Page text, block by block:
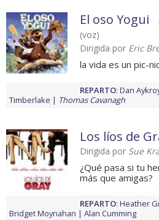
El oso Yogui
(voz)
Dirigida por Eric
la vida es un pic-
REPARTO: Dan
Timberlake
Thomas Cavanagh
Los líos de
Dirigida por Sue
¿Qué pasa si tu
más que amigas?
REPARTO: Heather
Bridget Moynahan
Alan Cumming